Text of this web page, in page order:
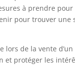
à prendre
pour trouver
lors de la vente
et protéger les